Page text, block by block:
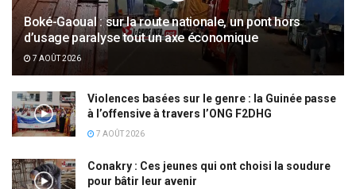
Boké-Gaoual : sur la route nationale, un pont hors
d’usage paralyse tout un axe économique
7 AOÛT 2026
Violences basées sur le genre : la Guinée passe
à l’offensive à travers l’ONG F2DHG
7 AOÛT 2026
Conakry : Ces jeunes qui ont choisi la soudure
pour bâtir leur avenir